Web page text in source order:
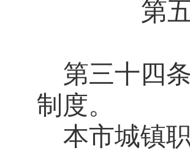
第
第三十四条
制度。
本市城镇